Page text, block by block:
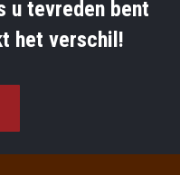
u tevreden bent
het verschil!